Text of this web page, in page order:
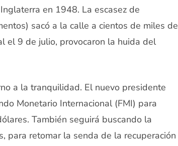
en 1948. La escasez de
sacó a la calle a cientos de miles de
el 9 de julio, provocaron la huida del
a la tranquilidad. El nuevo presidente
Monetario Internacional (FMI) para
También seguirá buscando la
para retomar la senda de la recuperación